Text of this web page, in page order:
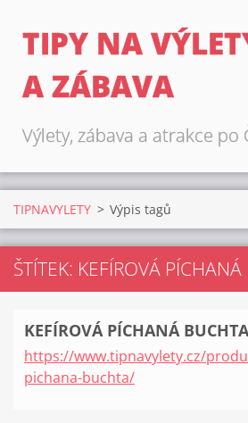
TIPY NA
A ZÁBAVA
Výlety, zábava a atrakce po
TIPNAVYLETY > Výpis tagů
ŠTÍTEK: KEFÍROVÁ
KEFÍROVÁ PÍCHANÁ BUCHTA
https://www.tipnavylety.cz/
pichana-buchta/